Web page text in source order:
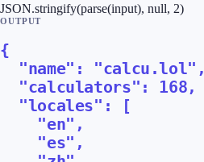
JSON.stringify(parse(input), null, 2)
OUTPUT
{
  "name": "calcu.lol",
  "calculators": 168,
  "locales": [
    "en",
    "es",